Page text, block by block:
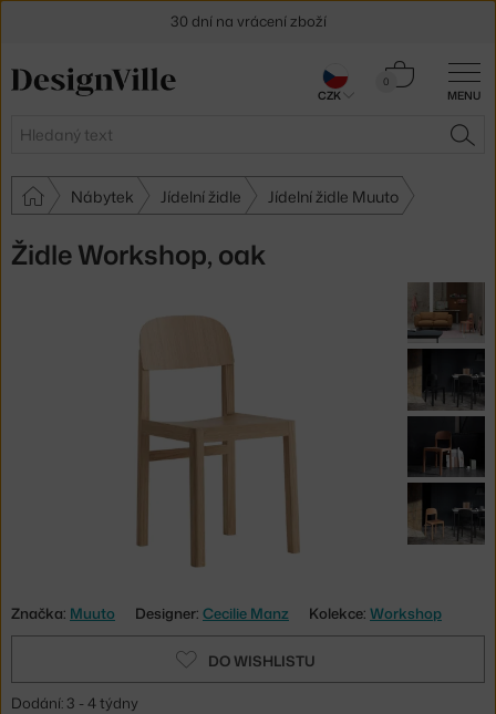
MENU
Hledat
0
Košík
Nábytek Jídelní židle Jídelní židle Muuto
Židle Workshop, oak
Značka: Muuto Designer: Cecilie Manz Kolekce: Workshop
DO WISHLISTU
Dodání: 3 - 4 týdny
30 dní na vrácení zboží
CZK